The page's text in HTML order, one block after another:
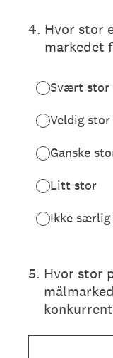
4. Hvor stor
markedet
Svært stor
Veldig stor
Ganske
Litt stor
Ikke
5. Hvor stor